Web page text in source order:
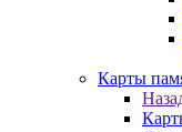
Карты